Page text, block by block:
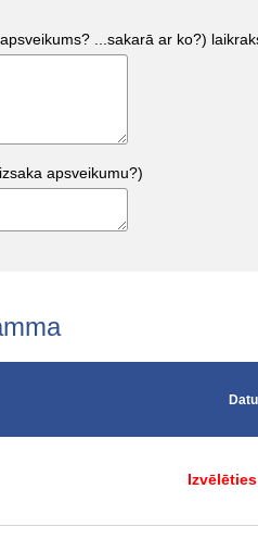
...sakarā ar ko?)
apsveikumu?)